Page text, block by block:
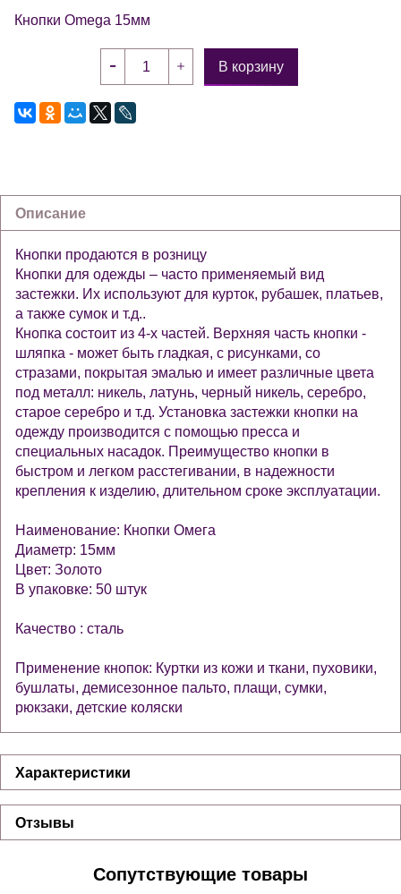
Кнопки Omega 15мм
В корзину
Описание
Кнопки продаются в розницу
Кнопки для одежды – часто применяемый вид
застежки. Их используют для курток, рубашек, платьев,
а также сумок и т.д..
Кнопка состоит из 4-х частей. Верхняя часть кнопки -
шляпка - может быть гладкая, с рисунками, со
стразами, покрытая эмалью и имеет различные цвета
под металл: никель, латунь, черный никель, серебро,
старое серебро и т.д. Установка застежки кнопки на
одежду производится с помощью пресса и
специальных насадок. Преимущество кнопки в
быстром и легком расстегивании, в надежности
крепления к изделию, длительном сроке эксплуатации.
Наименование: Кнопки Омега
Диаметр: 15мм
Цвет: Золото
В упаковке: 50 штук
Качество : сталь
Применение кнопок: Куртки из кожи и ткани, пуховики,
бушлаты, демисезонное пальто, плащи, сумки,
рюкзаки, детские коляски
Характеристики
Отзывы
Сопутствующие товары